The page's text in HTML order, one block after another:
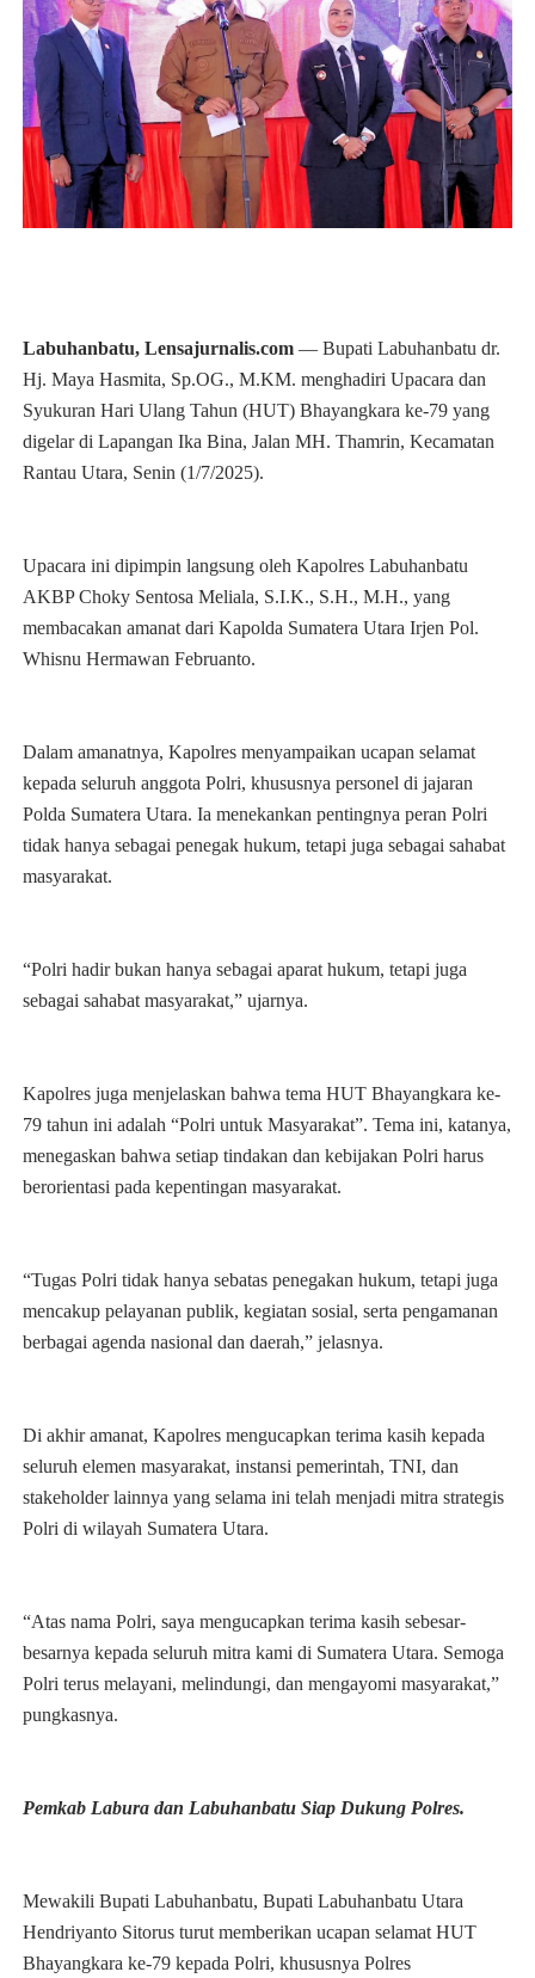
Labuhanbatu, Lensajurnalis.com— Bupati Labuhanbatu dr.
Hj. Maya Hasmita, Sp.OG., M.KM. menghadiri Upacara dan
Syukuran Hari Ulang Tahun (HUT) Bhayangkara ke-79 yang
digelar di Lapangan Ika Bina, Jalan MH. Thamrin, Kecamatan
Rantau Utara, Senin (1/7/2025).
Upacara ini dipimpin langsung oleh Kapolres Labuhanbatu
AKBP Choky Sentosa Meliala, S.I.K., S.H., M.H., yang
membacakan amanat dari Kapolda Sumatera Utara Irjen Pol.
Whisnu Hermawan Februanto.
Dalam amanatnya, Kapolres menyampaikan ucapan selamat
kepada seluruh anggota Polri, khususnya personel di jajaran
Polda Sumatera Utara. Ia menekankan pentingnya peran Polri
tidak hanya sebagai penegak hukum, tetapi juga sebagai sahabat
masyarakat.
“Polri hadir bukan hanya sebagai aparat hukum, tetapi juga
sebagai sahabat masyarakat,” ujarnya.
Kapolres juga menjelaskan bahwa tema HUT Bhayangkara ke-
79 tahun ini adalah “Polri untuk Masyarakat”. Tema ini, katanya,
menegaskan bahwa setiap tindakan dan kebijakan Polri harus
berorientasi pada kepentingan masyarakat.
“Tugas Polri tidak hanya sebatas penegakan hukum, tetapi juga
mencakup pelayanan publik, kegiatan sosial, serta pengamanan
berbagai agenda nasional dan daerah,” jelasnya.
Di akhir amanat, Kapolres mengucapkan terima kasih kepada
seluruh elemen masyarakat, instansi pemerintah, TNI, dan
stakeholder lainnya yang selama ini telah menjadi mitra strategis
Polri di wilayah Sumatera Utara.
“Atas nama Polri, saya mengucapkan terima kasih sebesar-
besarnya kepada seluruh mitra kami di Sumatera Utara. Semoga
Polri terus melayani, melindungi, dan mengayomi masyarakat,”
pungkasnya.
Pemkab Labura dan Labuhanbatu Siap Dukung Polres.
Mewakili Bupati Labuhanbatu, Bupati Labuhanbatu Utara
Hendriyanto Sitorus turut memberikan ucapan selamat HUT
Bhayangkara ke-79 kepada Polri, khususnya Polres